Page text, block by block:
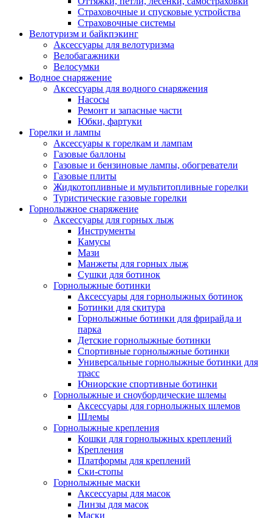
Страховочные и спусковые устройства
Страховочные системы
Велотуризм и байкпэкинг
Аксессуары для велотуризма
Велобагажники
Велосумки
Водное снаряжение
Аксессуары для водного снаряжения
Насосы
Ремонт и запасные части
Юбки, фартуки
Горелки и лампы
Аксессуары к горелкам и лампам
Газовые баллоны
Газовые и бензиновые лампы, обогреватели
Газовые плиты
Жидкотопливные и мультитопливные горелки
Туристические газовые горелки
Горнолыжное снаряжение
Аксессуары для горных лыж
Инструменты
Камусы
Мази
Манжеты для горных лыж
Сушки для ботинок
Горнолыжные ботинки
Аксессуары для горнолыжных ботинок
Ботинки для скитура
Горнолыжные ботинки для фрирайда и
парка
Детские горнолыжные ботинки
Спортивные горнолыжные ботинки
Универсальные горнолыжные ботинки для
трасс
Юниорские спортивные ботинки
Горнолыжные и сноубордические шлемы
Аксессуары для горнолыжных шлемов
Шлемы
Горнолыжные крепления
Кошки для горнолыжных креплений
Крепления
Платформы для креплений
Ски-стопы
Горнолыжные маски
Аксессуары для масок
Линзы для масок
Маски